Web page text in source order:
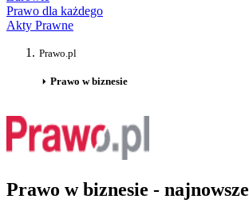
Prawo dla każdego
Akty Prawne
Prawo.pl
Prawo w biznesie
Prawo w biznesie - najnowsze